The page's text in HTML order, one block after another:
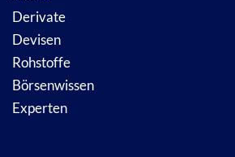
Derivate
Devisen
Rohstoffe
Börsenwissen
Experten